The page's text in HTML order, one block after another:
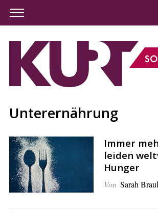
Unterernährung
Immer
leiden
Hunger
Von Sarah
e